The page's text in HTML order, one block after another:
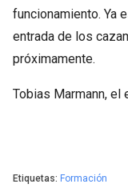
funcionamiento. Ya
entrada de los
próximamente.
Tobias Marmann, el
Etiquetas: Formación